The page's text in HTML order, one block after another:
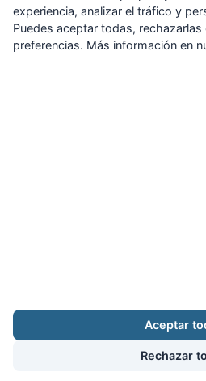
Aviso legal · Cookies · Configurar
Calle Puerto Rico, 29 local
augc@augc.org
experiencia, analizar el tráfico y
Puedes aceptar todas,
preferencias. Más información en
Aceptar
Rechazar